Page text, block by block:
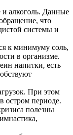
и алкоголь. Данные
что
системы и
к минимуму соль,
в организме.
напитки, есть
При этом
остром периоде.
полезны